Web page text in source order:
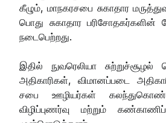
கீழும், மாநகரசபை சுகாதார
பொது சுகாதார பரிசோதகர்களின்
நடைபெற்றது.
இதில் நுவரெலியா
அதிகாரிகள், விமானப்படை
சபை ஊழியர்கள்
விழிப்புணர்வு மற்றும்